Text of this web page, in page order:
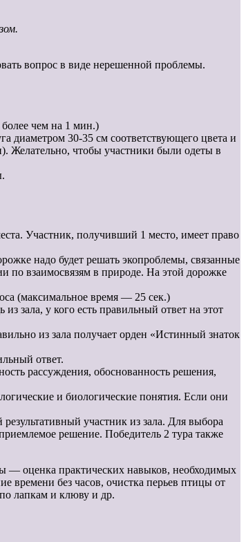
вопрос в виде нерешенной проблемы.
чем на 1 мин.)
диаметром 30-35 см соответствующего цвета и
Желательно, чтобы участники были одеты в
Участник, получивший 1 место, имеет право
надо будет решать экопроблемы, связанные
по взаимосвязям в природе. На этой дорожке
(максимальное время — 25 сек.)
зала, у кого есть правильный ответ на этот
из зала получает орден «Истинный знаток
ответ.
рассуждения, обоснованность решения,
и биологические понятия. Если они
участник из зала. Для выбора
решение. Победитель 2 тура также
— оценка практических навыков, необходимых
времени без часов, очистка перьев птицы от
лапкам и клюву и др.